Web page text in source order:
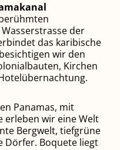
der
das karibische
wir den
Kirchen
Panamas, mit
erleben wir eine Welt
Bergwelt, tiefgrüne
Dörfer. Boquete liegt